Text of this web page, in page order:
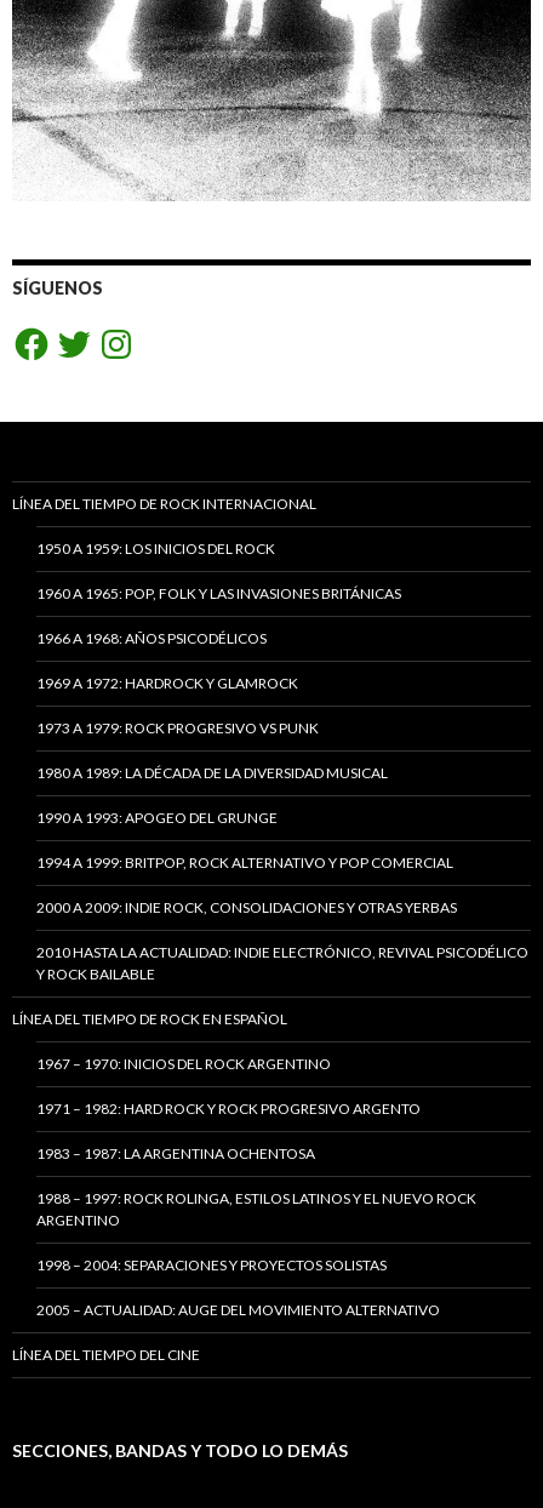
SÍGUENOS
FacebookTwitterInstagram
LÍNEA DEL TIEMPO DE ROCK INTERNACIONAL
1950 A 1959: LOS INICIOS DEL ROCK
1960 A 1965: POP, FOLK Y LAS INVASIONES BRITÁNICAS
1966 A 1968: AÑOS PSICODÉLICOS
1969 A 1972: HARDROCK Y GLAMROCK
1973 A 1979: ROCK PROGRESIVO VS PUNK
1980 A 1989: LA DÉCADA DE LA DIVERSIDAD MUSICAL
1990 A 1993: APOGEO DEL GRUNGE
1994 A 1999: BRITPOP, ROCK ALTERNATIVO Y POP COMERCIAL
2000 A 2009: INDIE ROCK, CONSOLIDACIONES Y OTRAS YERBAS
2010 HASTA LA ACTUALIDAD: INDIE ELECTRÓNICO, REVIVAL PSICODÉLICO
Y ROCK BAILABLE
LÍNEA DEL TIEMPO DE ROCK EN ESPAÑOL
1967 – 1970: INICIOS DEL ROCK ARGENTINO
1971 – 1982: HARD ROCK Y ROCK PROGRESIVO ARGENTO
1983 – 1987: LA ARGENTINA OCHENTOSA
1988 – 1997: ROCK ROLINGA, ESTILOS LATINOS Y EL NUEVO ROCK
ARGENTINO
1998 – 2004: SEPARACIONES Y PROYECTOS SOLISTAS
2005 – ACTUALIDAD: AUGE DEL MOVIMIENTO ALTERNATIVO
LÍNEA DEL TIEMPO DEL CINE
SECCIONES, BANDAS Y TODO LO DEMÁS